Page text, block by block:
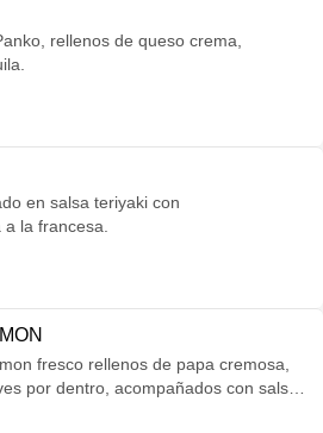
rellenos de queso crema,
en salsa teriyaki con
la francesa.
fresco rellenos de papa cremosa,
por dentro, acompañados con salsa